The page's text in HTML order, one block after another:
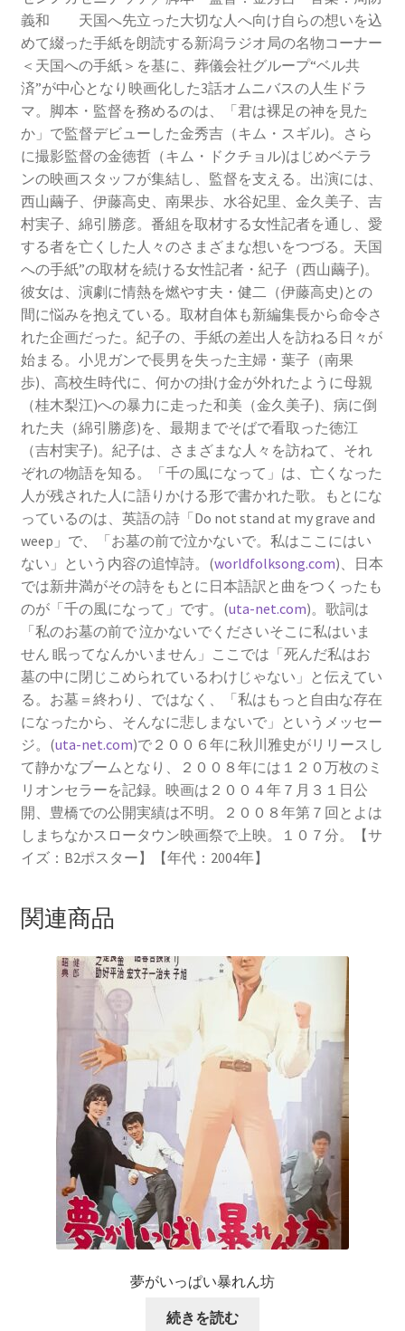
義和 天国へ先立った大切な人へ向け自らの想いを込
めて綴った手紙を朗読する新潟ラジオ局の名物コーナー
＜天国への手紙＞を基に、葬儀会社グループ“ベル共
済”が中心となり映画化した3話オムニバスの人生ドラ
マ。脚本・監督を務めるのは、「君は裸足の神を見た
か」で監督デビューした金秀吉（キム・スギル)。さら
に撮影監督の金徳哲（キム・ドクチョル)はじめベテラ
ンの映画スタッフが集結し、監督を支える。出演には、
西山繭子、伊藤高史、南果歩、水谷妃里、金久美子、吉
村実子、綿引勝彦。番組を取材する女性記者を通し、愛
する者を亡くした人々のさまざまな想いをつづる。天国
への手紙”の取材を続ける女性記者・紀子（西山繭子)。
彼女は、演劇に情熱を燃やす夫・健二（伊藤高史)との
間に悩みを抱えている。取材自体も新編集長から命令さ
れた企画だった。紀子の、手紙の差出人を訪ねる日々が
始まる。小児ガンで長男を失った主婦・葉子（南果
歩)、高校生時代に、何かの掛け金が外れたように母親
（桂木梨江)への暴力に走った和美（金久美子)、病に倒
れた夫（綿引勝彦)を、最期までそばで看取った徳江
（吉村実子)。紀子は、さまざまな人々を訪ねて、それ
ぞれの物語を知る。「千の風になって」は、亡くなった
人が残された人に語りかける形で書かれた歌。もとにな
っているのは、英語の詩「Do not stand at my grave and
weep」で、「お墓の前で泣かないで。私はここにはい
ない」という内容の追悼詩。(worldfolksong.com)、日本
では新井満がその詩をもとに日本語訳と曲をつくったも
のが「千の風になって」です。(uta-net.com)。歌詞は
「私のお墓の前で 泣かないでくださいそこに私はいま
せん 眠ってなんかいません」ここでは「死んだ私はお
墓の中に閉じこめられているわけじゃない」と伝えてい
る。お墓＝終わり、ではなく、「私はもっと自由な存在
になったから、そんなに悲しまないで」というメッセー
ジ。(uta-net.com)で２００６年に秋川雅史がリリースし
て静かなブームとなり、２００８年には１２０万枚のミ
リオンセラーを記録。映画は２００４年７月３１日公
開、豊橋での公開実績は不明。２００８年第７回とよは
しまちなかスロータウン映画祭で上映。１０７分。【サ
イズ：B2ポスター】【年代：2004年】
関連商品
夢がいっぱい暴れん坊
続きを読む